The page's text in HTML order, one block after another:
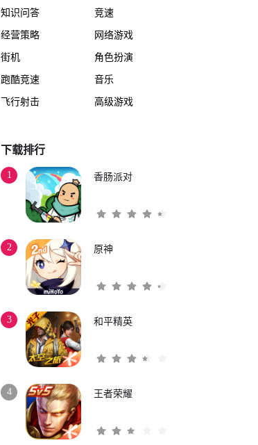
知识问答
竞速
经营策略
网络游戏
街机
角色扮演
跑酷竞速
音乐
飞行射击
高级游戏
下载排行
1 香肠派对
2 原神
3 和平精英
4 王者荣耀